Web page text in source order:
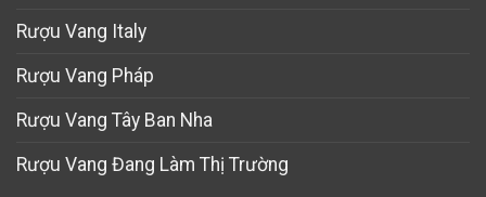
Rượu Vang Italy
Rượu Vang Pháp
Rượu Vang Tây Ban Nha
Rượu Vang Đang Làm Thị Trường